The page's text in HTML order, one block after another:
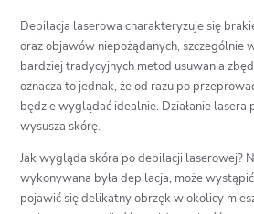
Depilacja laserowa charakteryzuje się
oraz objawów niepożądanych, szczególnie
bardziej tradycyjnych metod usuwania
oznacza to jednak, że od razu po
będzie wyglądać idealnie. Działanie lasera
wysusza skórę.
Jak wygląda skóra po depilacji laserowej?
wykonywana była depilacja, może
pojawić się delikatny obrzęk w okolicy